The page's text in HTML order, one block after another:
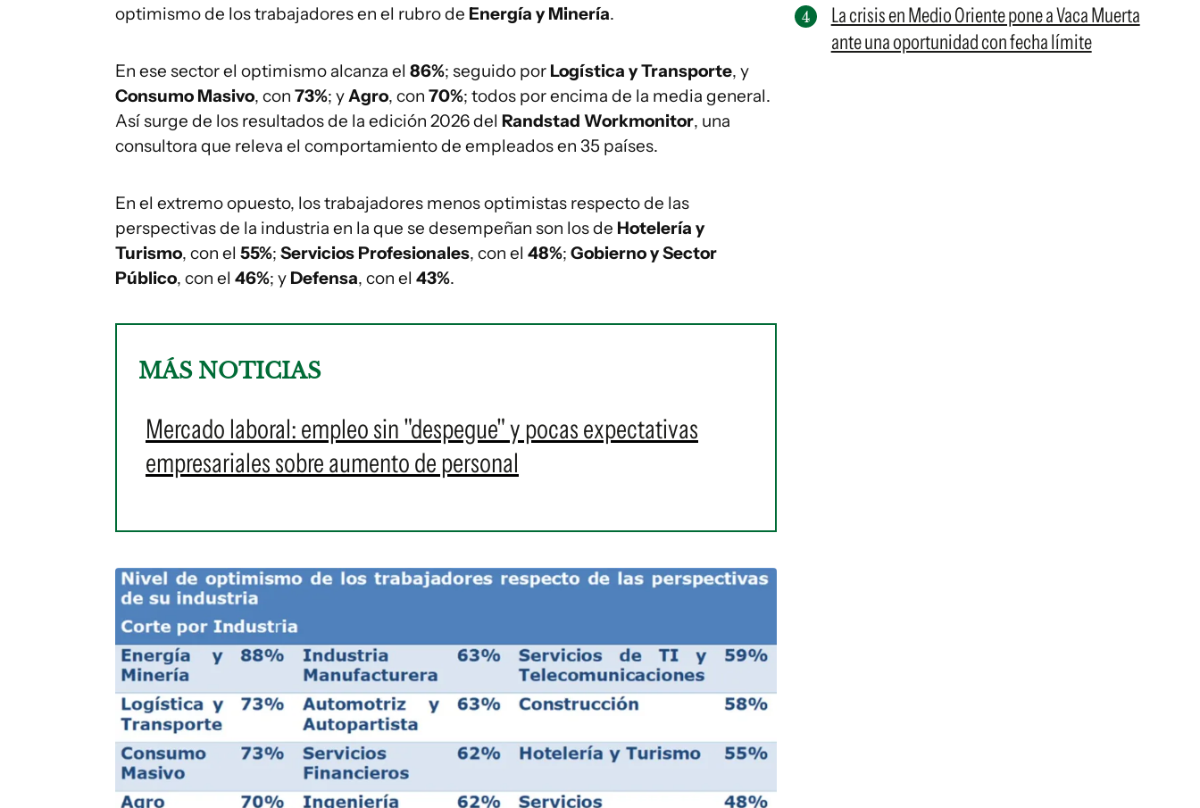
optimismo de los trabajadores en el rubro de Energía y Minería.
En ese sector el optimismo alcanza el 86%; seguido por Logística y Transporte, y
Consumo Masivo, con 73%; y Agro, con 70%; todos por encima de la media general.
Así surge de los resultados de la edición 2026 del Randstad Workmonitor, una
consultora que releva el comportamiento de empleados en 35 países.
En el extremo opuesto, los trabajadores menos optimistas respecto de las
perspectivas de la industria en la que se desempeñan son los de Hotelería y
Turismo, con el 55%; Servicios Profesionales, con el 48%; Gobierno y Sector
Público, con el 46%; y Defensa, con el 43%.
MÁS NOTICIAS
Mercado laboral: empleo sin "despegue" y pocas expectativas
empresariales sobre aumento de personal
La crisis en Medio Oriente pone a Vaca Muerta
ante una oportunidad con fecha límite